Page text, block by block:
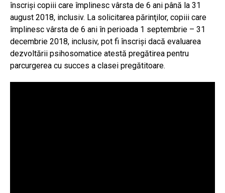
înscriși copiii care împlinesc vârsta de 6 ani până la 31
august 2018, inclusiv. La solicitarea părinţilor, copiii care
împlinesc vârsta de 6 ani în perioada 1 septembrie – 31
decembrie 2018, inclusiv, pot fi înscriși dacă evaluarea
dezvoltării psihosomatice atestă pregătirea pentru
parcurgerea cu succes a clasei pregătitoare.